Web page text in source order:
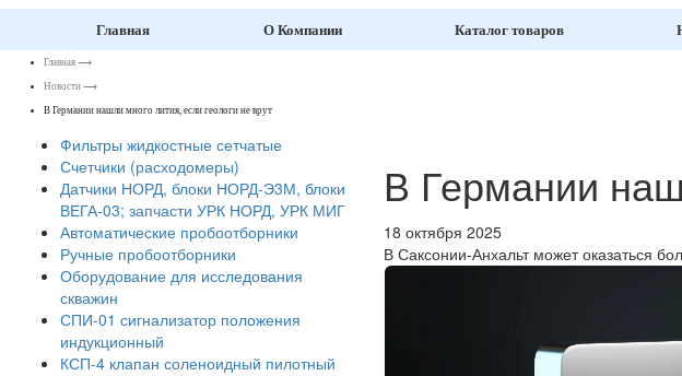
Главная О Компании Каталог товаров
Главная ⟶
Новости ⟶
В Германии нашли много лития, если геологи не врут
В Германии
18 октября 2025
В Саксонии-Анхальт может оказаться
Фильтры жидкостные сетчатые
Счетчики (расходомеры)
Датчики НОРД, блоки НОРД-Э3М, блоки
ВЕГА-03; запчасти УРК НОРД, УРК МИГ
Автоматические пробоотборники
Ручные пробоотборники
Оборудование для исследования
скважин
СПИ-01 сигнализатор положения
индукционный
КСП-4 клапан соленоидный пилотный